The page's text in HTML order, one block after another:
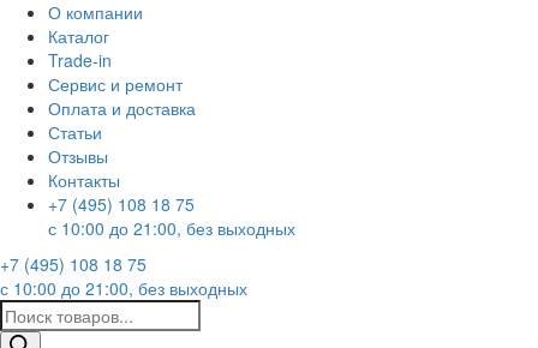
О компании
Каталог
Trade-in
Сервис и ремонт
Оплата и доставка
Статьи
Отзывы
Контакты
+7 (495) 108 18 75
с 10:00 до 21:00, без выходных
+7 (495) 108 18 75
с 10:00 до 21:00, без выходных
Поиск
товаров